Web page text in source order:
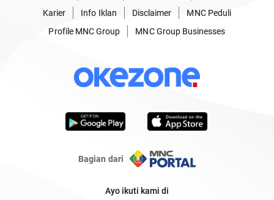
Karier
Info Iklan Disclaimer
MNC Peduli
Profile MNC Group
MNC Group Businesses
Bagian dari
Ayo ikuti kami di